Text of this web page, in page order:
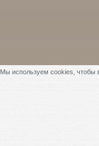
Мы используем cookies, чтобы